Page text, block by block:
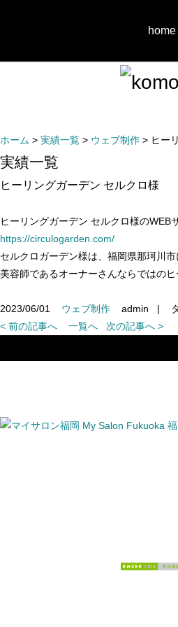
home
ホーム > 実績一覧 > ウェブ制作 > ヒー
実績一覧
ヒーリングガーデン セルクロ様
ヒーリングガーデン セルクロ様のWEB
https://circulogarden.com/
セルクロガーデン様は、福岡県那珂川
美容師であるオーナーさんならではの
2023/06/01 ウェブ制作 admin |
< 前の記事へ
一覧へ 次の記事へ >